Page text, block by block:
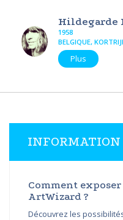
Hildegarde
1958
BELGIQUE,
Plus
INFORMATION
Comment
ArtWizard ?
Découvrez les